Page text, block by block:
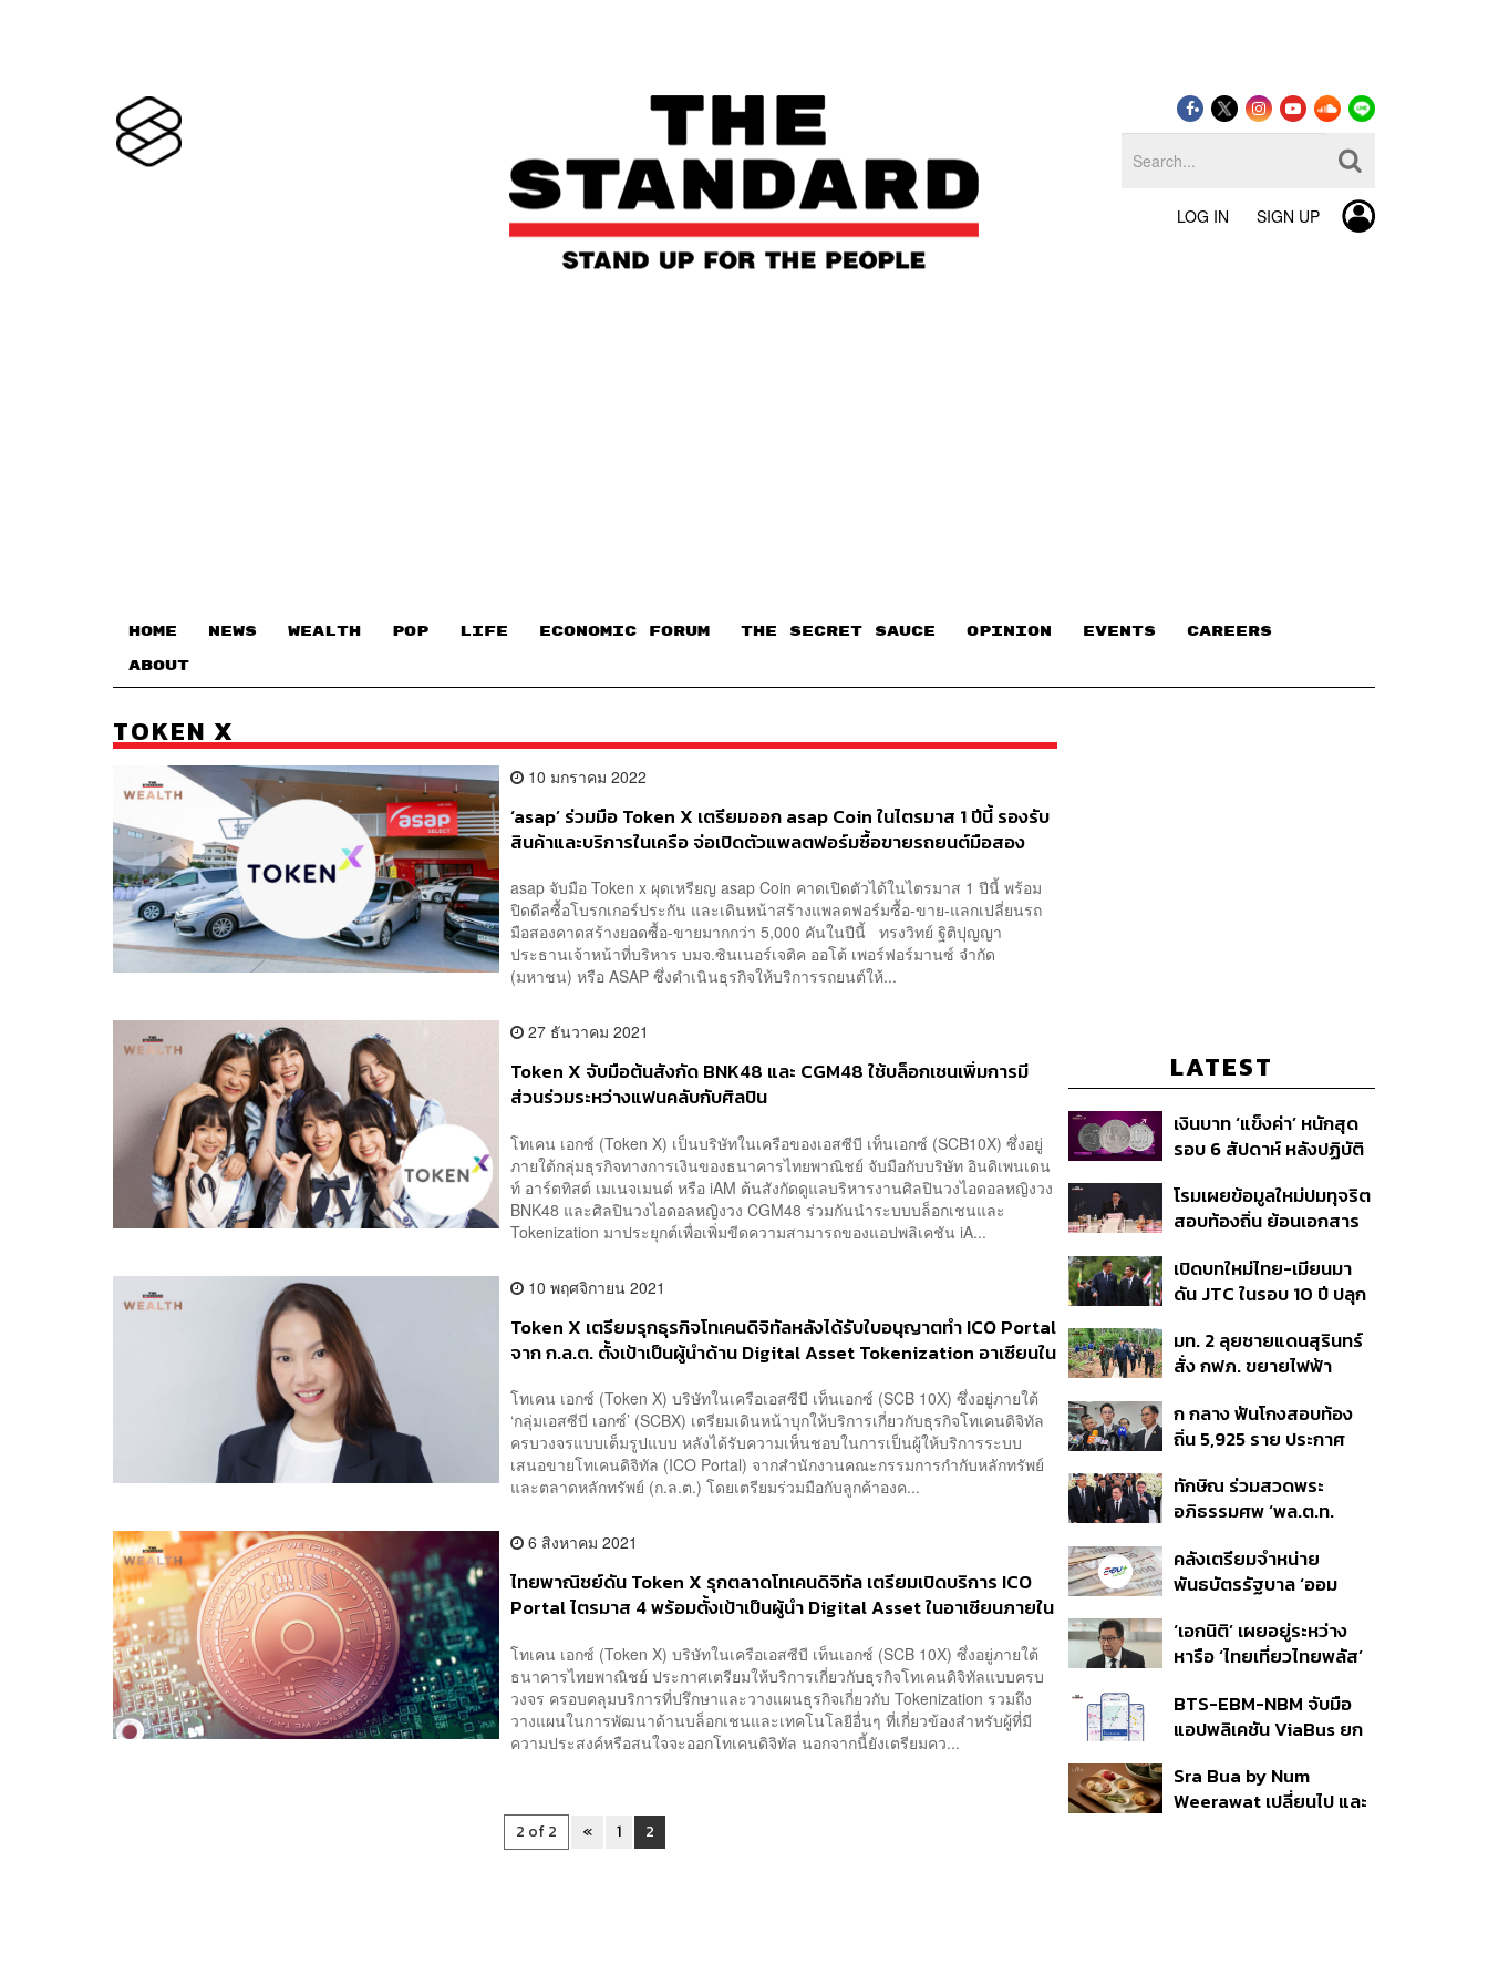
LOG IN SIGN UP
HOME NEWS WEALTH POP LIFE ECONOMIC FORUM THE SECRET SAUCE​ OPINION EVENTS CAREERS
ABOUT
TOKEN X
10 มกราคม 2022
‘asap’ ร่วมมือ Token X เตรียมออก asap Coin ในไตรมาส 1 ปีนี้ รองรับ
สินค้าและบริการในเครือ จ่อเปิดตัวแพลตฟอร์มซื้อขายรถยนต์มือสอง
asap จับมือ Token x ผุดเหรียญ asap Coin คาดเปิดตัวได้ในไตรมาส 1 ปีนี้ พร้อม
ปิดดีลซื้อโบรกเกอร์ประกัน และเดินหน้าสร้างแพลตฟอร์มซื้อ-ขาย-แลกเปลี่ยนรถ
มือสองคาดสร้างยอดซื้อ-ขายมากกว่า 5,000 คันในปีนี้ ทรงวิทย์ ฐิติปุญญา
ประธานเจ้าหน้าที่บริหาร บมจ.ซินเนอร์เจติค ออโต้ เพอร์ฟอร์มานซ์ จำกัด
(มหาชน) หรือ ASAP ซึ่งดำเนินธุรกิจให้บริการรถยนต์ให้...
27 ธันวาคม 2021
Token X จับมือต้นสังกัด BNK48 และ CGM48 ใช้บล็อกเชนเพิ่มการมี
ส่วนร่วมระหว่างแฟนคลับกับศิลปิน
โทเคน เอกซ์ (Token X) เป็นบริษัทในเครือของเอสซีบี เท็นเอกซ์ (SCB10X) ซึ่งอยู่
ภายใต้กลุ่มธุรกิจทางการเงินของธนาคารไทยพาณิชย์ จับมือกับบริษัท อินดิเพนเดน
ท์ อาร์ตทิสต์ เมเนจเมนต์ หรือ iAM ต้นสังกัดดูแลบริหารงานศิลปินวงไอดอลหญิงวง
BNK48 และศิลปินวงไอดอลหญิงวง CGM48 ร่วมกันนำระบบบล็อกเชนและ
Tokenization มาประยุกต์เพื่อเพิ่มขีดความสามารถของแอปพลิเคชัน iA...
10 พฤศจิกายน 2021
Token X เตรียมรุกธุรกิจโทเคนดิจิทัลหลังได้รับใบอนุญาตทำ ICO Portal
จาก ก.ล.ต. ตั้งเป้าเป็นผู้นำด้าน Digital Asset Tokenization อาเซียนใน
โทเคน เอกซ์ (Token X) บริษัทในเครือเอสซีบี เท็นเอกซ์ (SCB 10X) ซึ่งอยู่ภายใต้
‘กลุ่มเอสซีบี เอกซ์’ (SCBX) เตรียมเดินหน้าบุกให้บริการเกี่ยวกับธุรกิจโทเคนดิจิทัล
ครบวงจรแบบเต็มรูปแบบ หลังได้รับความเห็นชอบในการเป็นผู้ให้บริการระบบ
เสนอขายโทเคนดิจิทัล (ICO Portal) จากสำนักงานคณะกรรมการกำกับหลักทรัพย์
และตลาดหลักทรัพย์ (ก.ล.ต.) โดยเตรียมร่วมมือกับลูกค้าองค...
6 สิงหาคม 2021
ไทยพาณิชย์ดัน Token X รุกตลาดโทเคนดิจิทัล เตรียมเปิดบริการ ICO
Portal ไตรมาส 4 พร้อมตั้งเป้าเป็นผู้นำ Digital Asset ในอาเซียนภายใน
โทเคน เอกซ์ (Token X) บริษัทในเครือเอสซีบี เท็นเอกซ์ (SCB 10X) ซึ่งอยู่ภายใต้
ธนาคารไทยพาณิชย์ ประกาศเตรียมให้บริการเกี่ยวกับธุรกิจโทเคนดิจิทัลแบบครบ
วงจร ครอบคลุมบริการที่ปรึกษาและวางแผนธุรกิจเกี่ยวกับ Tokenization รวมถึง
วางแผนในการพัฒนาด้านบล็อกเชนและเทคโนโลยีอื่นๆ ที่เกี่ยวข้องสำหรับผู้ที่มี
ความประสงค์หรือสนใจจะออกโทเคนดิจิทัล นอกจากนี้ยังเตรียมคว...
2 of 2 « 1 2
LATEST
เงินบาท ‘แข็งค่า’ หนักสุด
รอบ 6 สัปดาห์ หลังปฏิบัติ
สหรัฐฯ-ญี่ปุ่น Standard
Chartered เปิดเป้าสิ้นปีนี้
ต่อดอลลาร์
โรมเผยข้อมูลใหม่ปมทุจริต
สอบท้องถิ่น ย้อนเอกสาร
อนุทิน จ่อสอบต่อเอี่ยว
ตัดตอน ม.บูรพา หรือไม่
เปิดบทใหม่ไทย-เมียนมา
ดัน JTC ในรอบ 10 ปี ปลุก
ชายแดน ท่าเรือน้ำลึก
ทวาย
มท. 2 ลุยชายแดนสุรินทร์
สั่ง กฟภ. ขยายไฟฟ้า
350’ เสริมความมั่นคง
ชายแดน
ก กลาง ฟันโกงสอบท้อง
ถิ่น 5,925 ราย ประกาศ
ราย รอ ป.ป.ช. ขีดเส้นแล้ว
เสร็จ 31 ส.ค.
ทักษิณ ร่วมสวดพระ
อภิธรรมศพ ‘พล.ต.ท.
สิน’ สิริอายุ 103 ปี แกนนำ
เพื่อไทย-บุคคลหลาก
คลังเตรียมจำหน่าย
พันธบัตรรัฐบาล ‘ออม
ก.ย.นี้ อาจเพิ่มสัดส่วนการ
ขายแบบ Small Lot First
‘เอกนิติ’ เผยอยู่ระหว่าง
หารือ ‘ไทยเที่ยวไทยพลัส’
แสนล้าน มั่นใจงบต่อ ‘ไทย
ช่วยไทย พลัส’ เฟส 2 มี
BTS-EBM-NBM จับมือ
แอปพลิเคชัน ViaBus ยก
รถไฟฟ้า 3 สายแบบเรียล
ไทม์
Sra Bua by Num
Weerawat เปลี่ยนไป และ